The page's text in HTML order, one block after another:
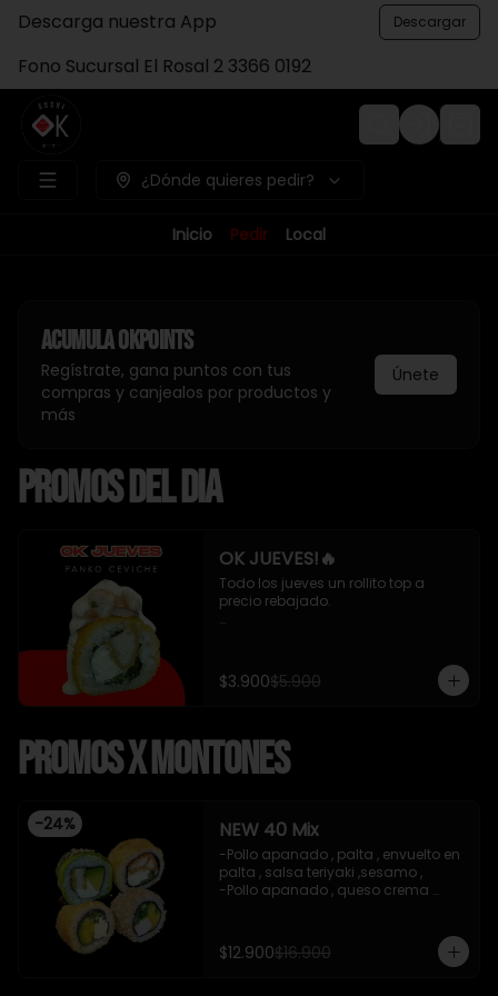
Descarga nuestra App Descargar
Fono Sucursal El Rosal 2 3366 0192
Login
¿Dónde quieres pedir?
Inicio Pedir Local
AcumulaOkpoints
Regístrate, gana puntos con tus
compras y canjealos por productos y
más
Únete
PROMOS DEL DIA
OK JUEVES!🔥
Todo los jueves un rollito top a
precio rebajado.
cubierto de ceviche mixto y salsa
acevichada 8 piezas , incluye 1
*Incluye 1 salsa de soya*
$3.900$5.900
Promos x Montones
-24% NEW 40 Mix
-Pollo apanado , palta , envuelto en
palta , salsa teriyaki ,sesamo ,
-Pollo apanado , queso crema
apanado en panko .
-Kanikama , palta , cebollin ,
$12.900$16.900